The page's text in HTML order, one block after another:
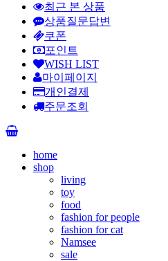
최근 본 상품
상품질문답변
쿠폰
포인트
WISH LIST
마이페이지
개인결제
주문조회
home
shop
living
toy
food
fashion for people
fashion for cat
Namsee
sale